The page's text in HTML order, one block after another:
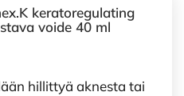
keratoregulating
voide 40 ml
hillittyä aknesta tai